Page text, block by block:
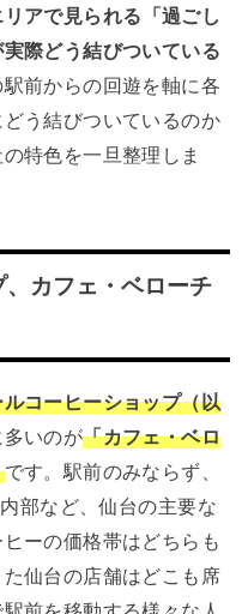
リアで見られる 「過ごし
際どう結びついている
前からの回遊を軸に各
う結びついているのか
の特色を一旦整理しま
、カフェ・ベローチ
コーヒーショップ（以
多いのが「カフェ・ベロ
です。駅前のみならず、
部など、仙台の主要な
ーの価格帯はどちらも
仙台の店舗はどこも席